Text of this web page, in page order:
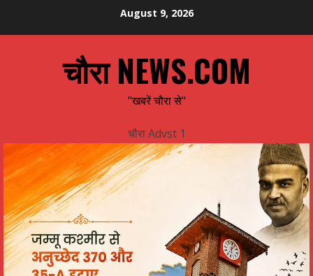
August 9, 2026
चौरा NEWS.COM
"खबरें चौरा से"
चौरा Advst 1